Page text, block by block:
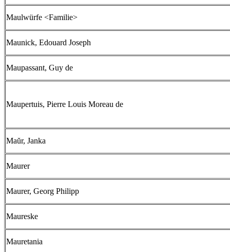
Maulwürfe <Familie>
Maunick, Edouard Joseph
Maupassant, Guy de
Maupertuis, Pierre Louis Moreau de
Maŭr, Janka
Maurer
Maurer, Georg Philipp
Maureske
Mauretania